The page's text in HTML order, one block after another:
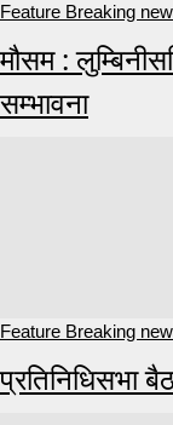
Feature Breaking
मौसम :
सम्भावना
Feature Breaking
प्रतिनिधिसभा